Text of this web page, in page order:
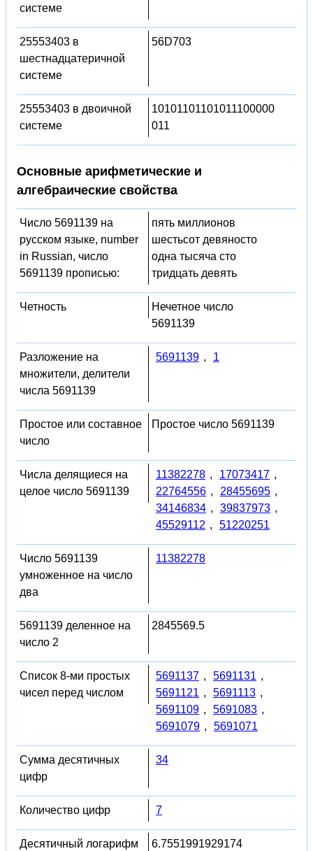
системе
25553403 в
шестнадцатеричной
системе
56D703
25553403 в двоичной
системе
10101101101011100000
011
Основные арифметические и
алгебраические свойства
Число 5691139 на
русском языке, number
in Russian, число
5691139 прописью:
пять миллионов
шестьсот девяносто
одна тысяча сто
тридцать девять
Четность
Нечетное число
5691139
Разложение на
множители, делители
числа 5691139
5691139 , 1
Простое или составное
число
Простое число 5691139
Числа делящиеся на
целое число 5691139
11382278 , 17073417 ,
22764556 , 28455695 ,
34146834 , 39837973 ,
45529112 , 51220251
Число 5691139
умноженное на число
два
11382278
5691139 деленное на
число 2
2845569.5
Список 8-ми простых
чисел перед числом
5691137 , 5691131 ,
5691121 , 5691113 ,
5691109 , 5691083 ,
5691079 , 5691071
Сумма десятичных
цифр
34
Количество цифр 7
Десятичный логарифм
6.7551991929174